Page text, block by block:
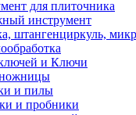
для плиточника
инструмент
штангенциркуль,
и Ключи
и пилы
и пробники